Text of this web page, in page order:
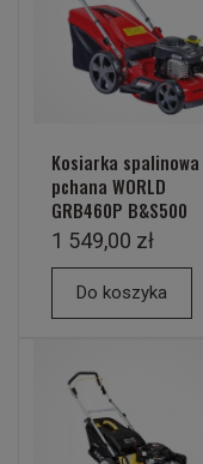
Kosiarka spalinowa
pchana WORLD
GRB460P B&S500
1 549,00 zł
Do koszyka